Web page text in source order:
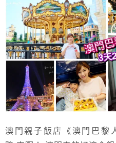
澳門親子飯店《澳門巴黎